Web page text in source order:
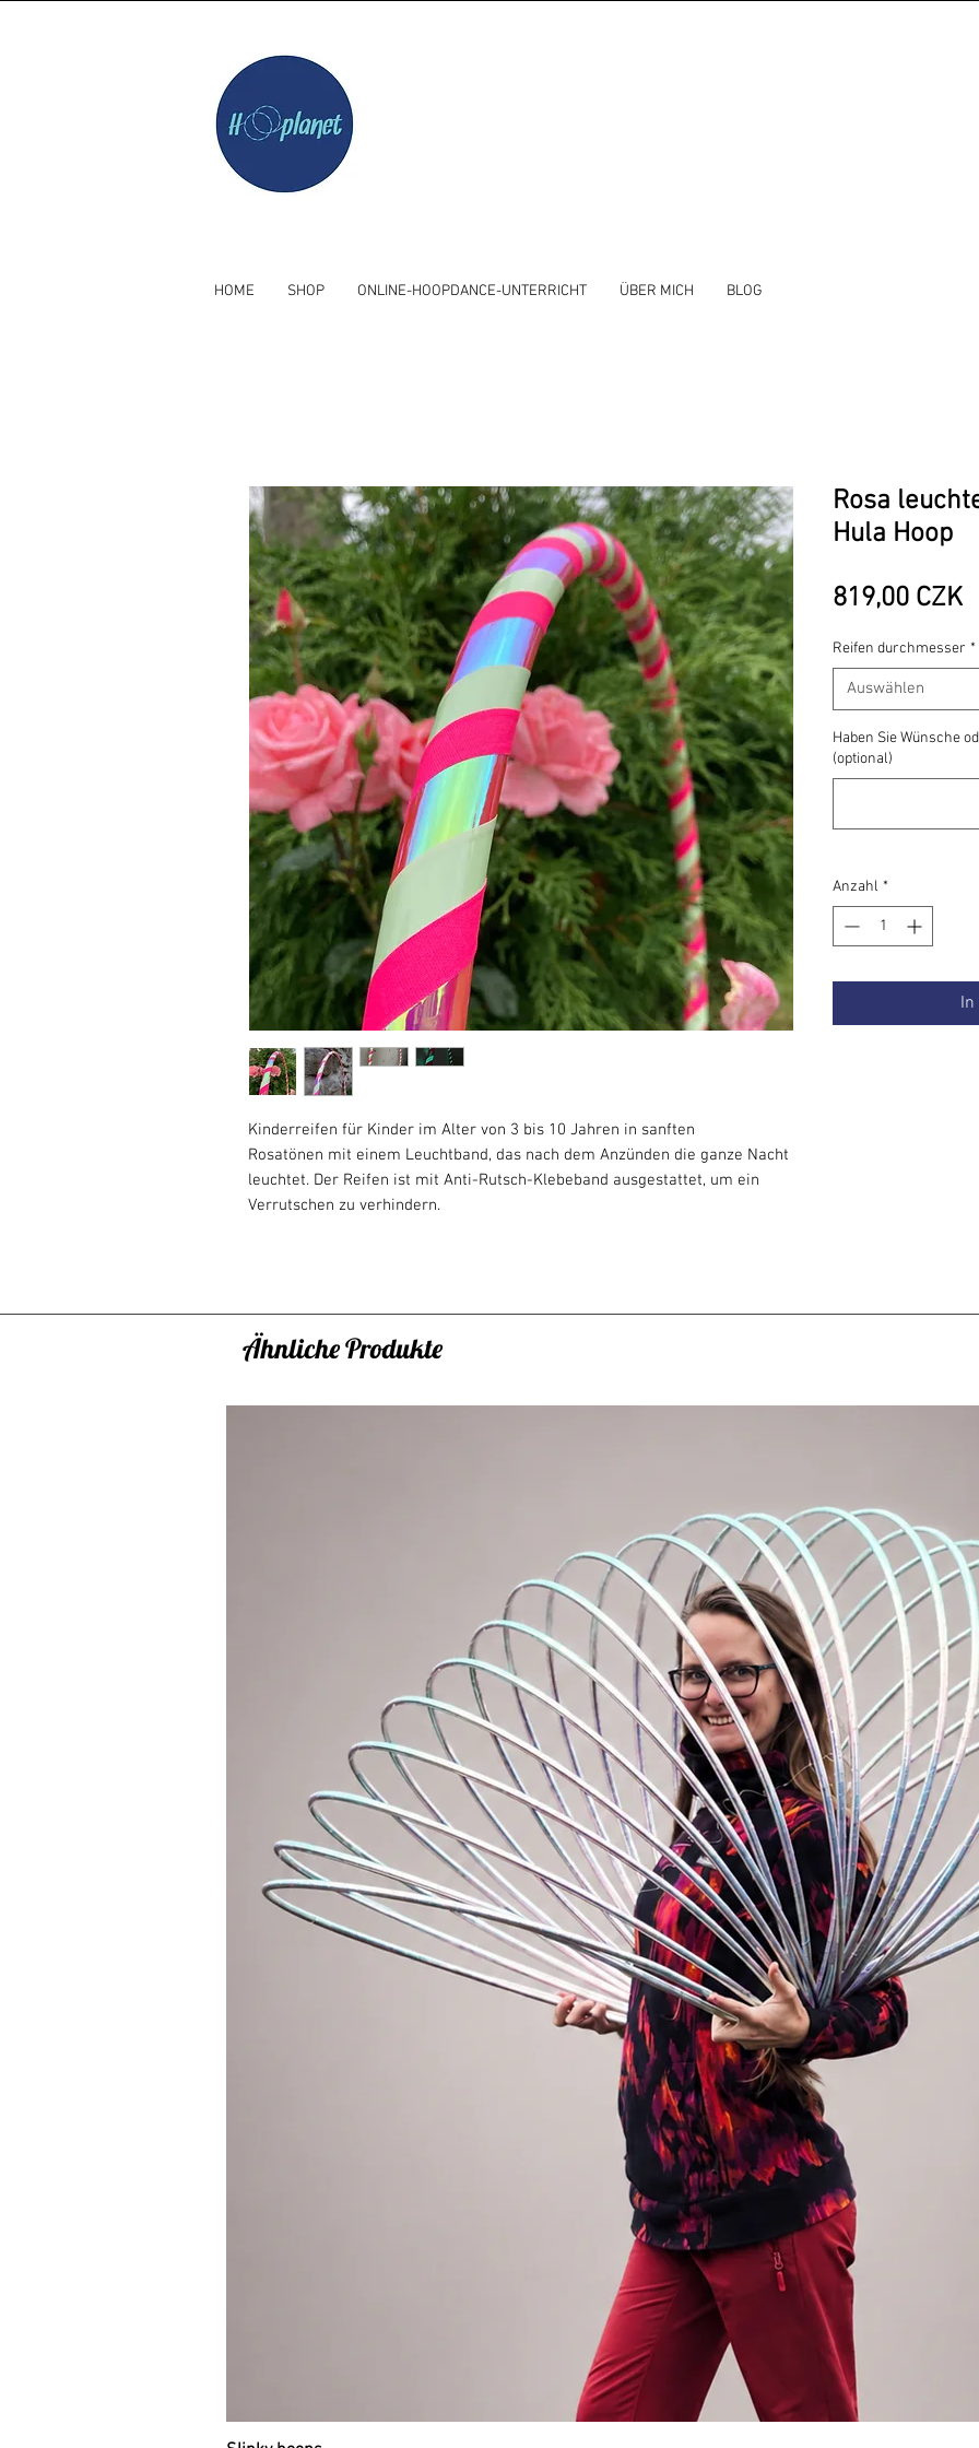
HOME SHOP ONLINE-HOOPDANCE-UNTERRICHT ÜBER MICH BLOG
Kinderreifen für Kinder im Alter von 3 bis 10 Jahren in sanften
Rosatönen mit einem Leuchtband, das nach dem Anzünden die ganze Nacht
leuchtet. Der Reifen ist mit Anti-Rutsch-Klebeband ausgestattet, um ein
Verrutschen zu verhindern.
diesem Gleichgewichtsalter kann sich das Kind damit auf der Hüfte drehen.
sich daher besser in der Taille tragen. Es hat das ideale Gewicht für
zum Bauchnabel zu messen - die resultierende Größe sollte ungefähr der
Größe des Reifens entsprechen. Liegt das gemessene Maß unter 60 cm
(jüngere Kinder bis ca. 4 Jahre), empfehlen wir, den Abstand vom Boden bis
zur ausgestreckten Hand zu messen. So wählen Sie die richtige Größe, mit
der auch kleine Kinder in ihren Händen spielen können.
Es ist in Ordnung, wenn der Reifen etwas größer als die gemessene Länge
vom Boden ist, aber der Reifen sollte niemals kleiner als die gemessene
Abmessung sein. Danach wäre es für das Kind sehr schwierig, sich in der
Taille zu drehen.
35 Jahre
Ich empfehle die Größe 60cm. In diesem Alter dreht sich das Kind noch nicht
so oft um die Hüfte, sondern will hauptsächlich in den Händen spielen.
Daher ist es wichtig, dass der Reifen nicht zu groß für ihn ist. Kinder können
den Reifen auch als „Hüpfburg“ verwenden.
Ich empfehle die Größe 65 cm, mit der er sich schon auf dem Bauch im
Spinning versuchen kann und wenn er aus dem Kreis herauswächst, noch
Ich empfehle Größe 70 - 80 cm (je nach Körpergröße). Ein Reifen, der groß
Ich empfehle dringend, diesen Reifen mit durchsichtigem Schutzband
. Dadurch wird der Reifen vor Beschädigungen
Rosa
Hula Hoop
819,00 CZK
Reifen durchmesser *
Auswählen
Haben Sie Wünsche
(optional)
Anzahl *
In
Ähnliche Produkte